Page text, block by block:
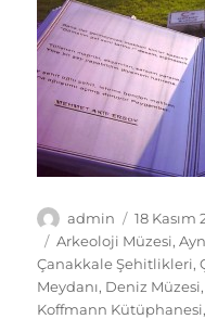
Yazar
admin
Yayın
tarihi
18 Kasım
Etiketler
Arkeoloji Müzesi,
Çanakkale Şehitlikleri,
Meydanı, Deniz Müzesi,
Koffmann Kütüphanesi,